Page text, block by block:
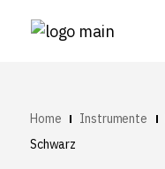
Home Instrumente
Schwarz